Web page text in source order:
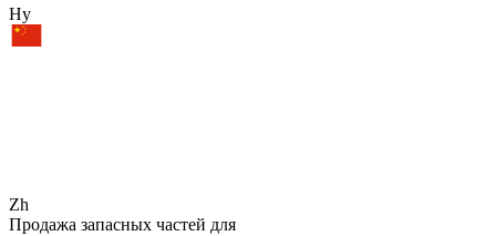
Hy
Zh
Продажа запасных частей для